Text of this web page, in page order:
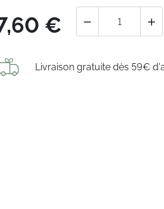
€  
Livraison gratuite dès 59€